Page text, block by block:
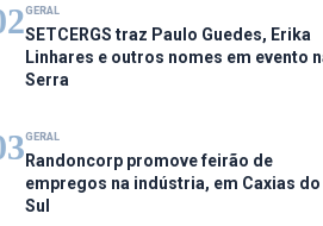
GERAL
SETCERGS traz Paulo Guedes, Erika
Linhares e outros nomes em evento
Serra
GERAL
Randoncorp promove feirão de
empregos na indústria, em Caxias do
Sul